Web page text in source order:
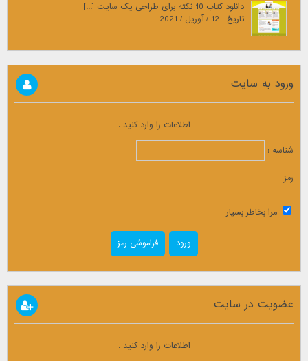
دانلود کتاب 10 نکته برای طراحی یک سایت [...]
تاریخ : 12 / آوریل / 2021
ورود به سایت
اطلاعات را وارد کنید .
شناسه :
رمز :
مرا بخاطر بسپار
فراموشی رمز
عضویت در سایت
اطلاعات را وارد کنید .